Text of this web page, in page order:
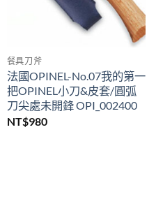
餐具刀斧
法國OPINEL-No.07我的第一
把OPINEL小刀&皮套/圓弧
刀尖處未開鋒 OPI_002400
NT$980